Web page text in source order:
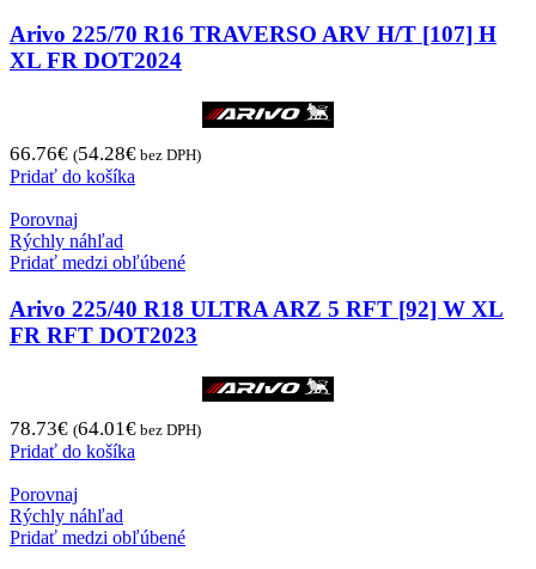
Arivo 225/70 R16 TRAVERSO ARV H/T [107] H
XL FR DOT2024
66.76€ (54.28€ bez DPH)
Pridať do košíka
Porovnaj
Rýchly náhľad
Pridať medzi obľúbené
Arivo 225/40 R18 ULTRA ARZ 5 RFT [92] W XL
FR RFT DOT2023
78.73€ (64.01€ bez DPH)
Pridať do košíka
Porovnaj
Rýchly náhľad
Pridať medzi obľúbené